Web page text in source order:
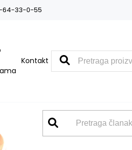
64-33-0-55
Kontakt